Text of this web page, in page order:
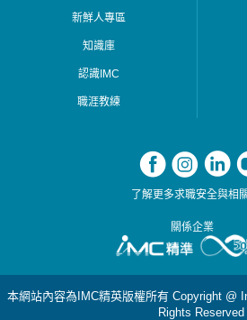
➜ 通過Cold-Call、廣告、人脈
適合客戶的人才
➜ 進行職位分析，建立和開拓
➜ 面試、評估、篩選及推薦合
調查及後續跟蹤服務
➜ 保持與客戶、被錄用者及潛
➜ 各式報表文件處理及維護公
➜ 時效內滿足客戶需求、達到
▷ 積極主動，學習能力強
新鮮人專區
知識庫
認識IMC
職涯教練
了解更多求職安全與相
關係企業
本網站內容為IMC精英版權所有 Copyright @
Rights Reserved